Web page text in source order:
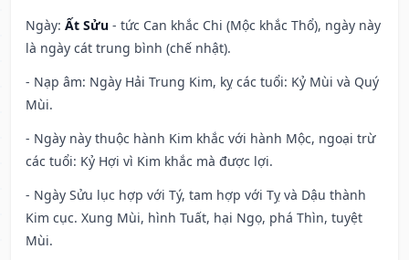
Ngày: Ất Sửu - tức Can khắc Chi (Mộc khắc Thổ), ngày này
là ngày cát trung bình (chế nhật).
- Nạp âm: Ngày Hải Trung Kim, kỵ các tuổi: Kỷ Mùi và Quý
Mùi.
- Ngày này thuộc hành Kim khắc với hành Mộc, ngoại trừ
các tuổi: Kỷ Hợi vì Kim khắc mà được lợi.
- Ngày Sửu lục hợp với Tý, tam hợp với Tỵ và Dậu thành
Kim cục. Xung Mùi, hình Tuất, hại Ngọ, phá Thìn, tuyệt
Mùi.